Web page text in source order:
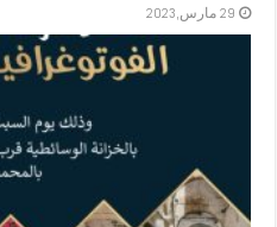
29 مارس,2023